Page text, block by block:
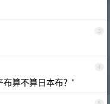
3
4
算不算日本布？”